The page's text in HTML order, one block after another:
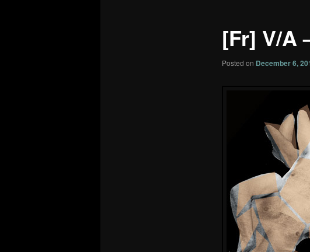
[Fr] V/A
Posted on December 6,